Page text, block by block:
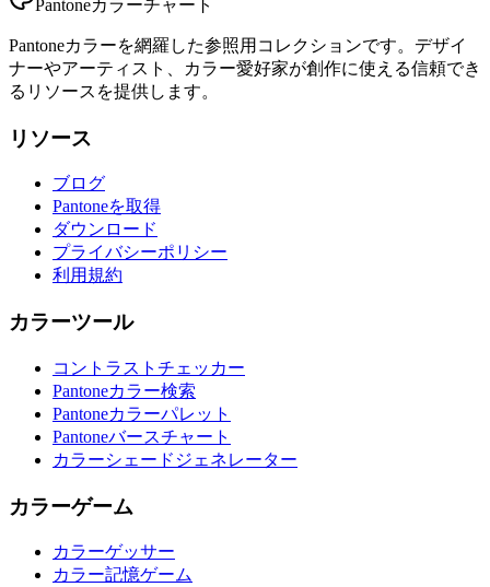
Pantoneカラーチャート
Pantoneカラーを網羅した参照用コレクションです。デザイ
ナーやアーティスト、カラー愛好家が創作に使える信頼でき
るリソースを提供します。
リソース
ブログ
Pantoneを取得
ダウンロード
プライバシーポリシー
利用規約
カラーツール
コントラストチェッカー
Pantoneカラー検索
Pantoneカラーパレット
Pantoneバースチャート
カラーシェードジェネレーター
カラーゲーム
カラーゲッサー
カラー記憶ゲーム